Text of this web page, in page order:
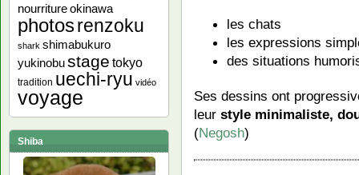
les chats
les expressions
des situations
Ses dessins ont
leur style minimaliste,
(Negosh)
nourritureokinawa
photosrenzoku
shark shimabukuro
yukinobustage tokyo
tradition uechi-ryu vidéo
voyage
Shiba